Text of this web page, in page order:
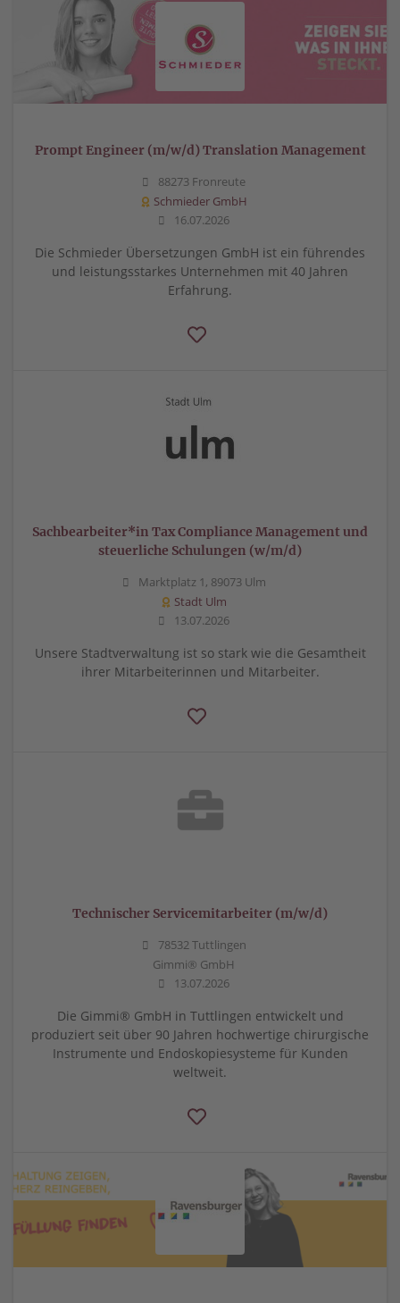
Prompt Engineer (m/w/d) Translation Management
88273 Fronreute
Schmieder GmbH
16.07.2026
Die Schmieder Übersetzungen GmbH ist ein führendes
und leistungsstarkes Unternehmen mit 40 Jahren
Erfahrung.
Sachbearbeiter*in Tax Compliance Management und
steuerliche Schulungen (w/m/d)
Marktplatz 1, 89073 Ulm
Stadt Ulm
13.07.2026
Unsere Stadtverwaltung ist so stark wie die Gesamtheit
ihrer Mitarbeiterinnen und Mitarbeiter.
Technischer Servicemitarbeiter (m/w/d)
78532 Tuttlingen
Gimmi® GmbH
13.07.2026
Die Gimmi® GmbH in Tuttlingen entwickelt und
produziert seit über 90 Jahren hochwertige chirurgische
Instrumente und Endoskopiesysteme für Kunden
weltweit.